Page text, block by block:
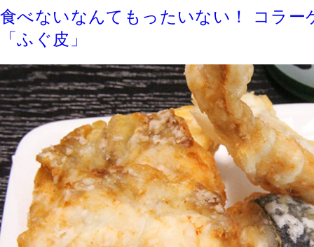
食べないなんてもったいない！ コラー
「ふぐ皮」